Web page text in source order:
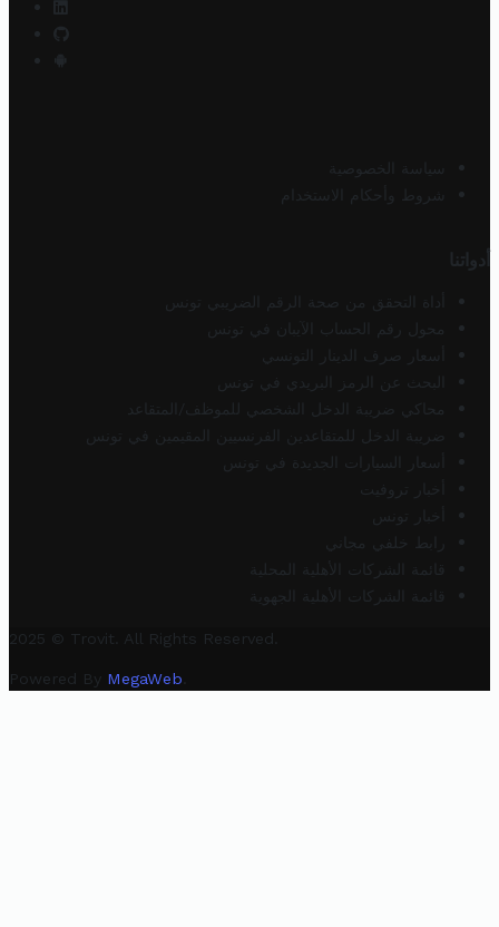
سياسة الخصوصية
شروط وأحكام الاستخدام
أدواتنا
أداة التحقق من صحة الرقم الضريبي تونس
محول رقم الحساب الآيبان في تونس
أسعار صرف الدينار التونسي
البحث عن الرمز البريدي في تونس
محاكي ضريبة الدخل الشخصي للموظف/المتقاعد
ضريبة الدخل للمتقاعدين الفرنسيين المقيمين في تونس
أسعار السيارات الجديدة في تونس
أخبار تروفيت
أخبار تونس
رابط خلفي مجاني
قائمة الشركات الأهلية المحلية
قائمة الشركات الأهلية الجهوية
2025 © Trovit. All Rights Reserved.
Powered By MegaWeb